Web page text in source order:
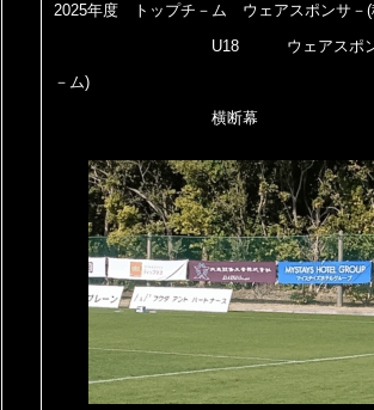
2025年度 トップチ－ム ウェアスポンサ－(
U18 ウェアスポンサ－(
－ム)
横断幕